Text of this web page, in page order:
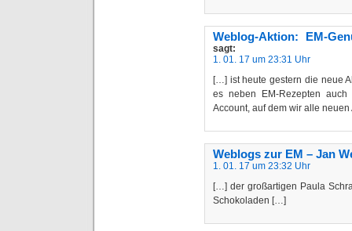
Weblog-Aktion: EM-
sagt:
1. 01. 17 um 23:31 Uhr
[…] ist heute gestern die neue
es neben EM-Rezepten
Account, auf dem wir alle
Weblogs zur EM – Jan
1. 01. 17 um 23:32 Uhr
[…] der großartigen Paula
Schokoladen […]